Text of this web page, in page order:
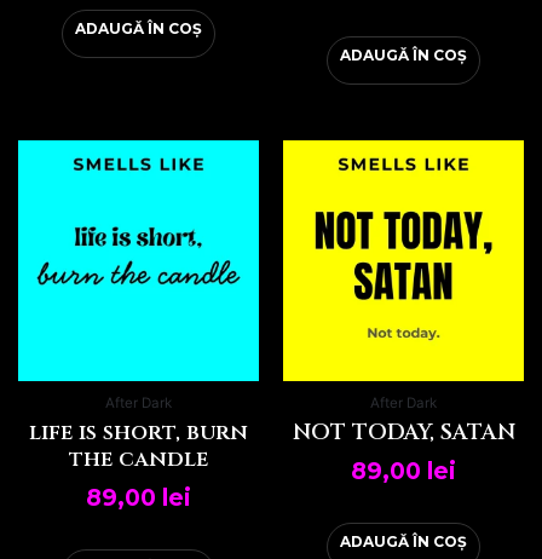
ADAUGĂ ÎN COȘ
ADAUGĂ ÎN COȘ
After Dark
life is short, burn
the candle
89,00 lei
After Dark
NOT TODAY, SATAN
89,00 lei
ADAUGĂ ÎN COȘ